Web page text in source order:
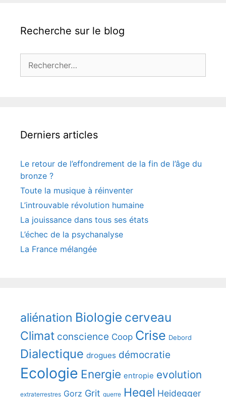
Recherche sur le blog
Derniers articles
Le retour de l’effondrement de la fin de l’âge du
bronze ?
Toute la musique à réinventer
L’introuvable révolution humaine
La jouissance dans tous ses états
L’échec de la psychanalyse
La France mélangée
aliénation Biologie cerveau
Climat conscience Coop Crise Debord
Dialectique drogues démocratie
Ecologie Energie entropie evolution
extraterrestres Gorz Grit guerre Hegel Heidegger